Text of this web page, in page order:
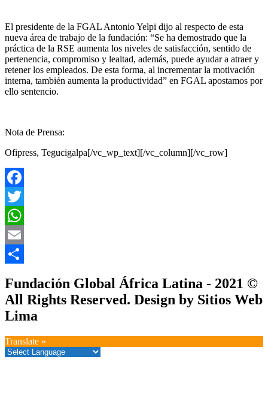
El presidente de la FGAL Antonio Yelpi dijo al respecto de esta
nueva área de trabajo de la fundación: “Se ha demostrado que la
práctica de la RSE aumenta los niveles de satisfacción, sentido de
pertenencia, compromiso y lealtad, además, puede ayudar a atraer y
retener los empleados. De esta forma, al incrementar la motivación
interna, también aumenta la productividad” en FGAL apostamos por
ello sentencio.
Nota de Prensa:
Ofipress, Tegucigalpa[/vc_wp_text][/vc_column][/vc_row]
Facebook
Twitter
WhatsApp
Email
Fundación Global África Latina - 2021 ©
All Rights Reserved. Design by Sitios Web
Lima
Translate »